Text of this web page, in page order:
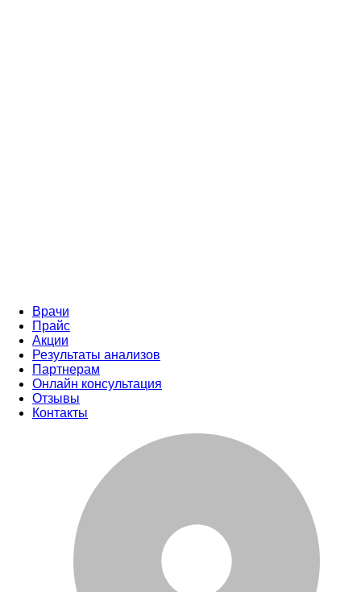
Врачи
Прайс
Акции
Результаты анализов
Партнерам
Онлайн консультация
Отзывы
Контакты